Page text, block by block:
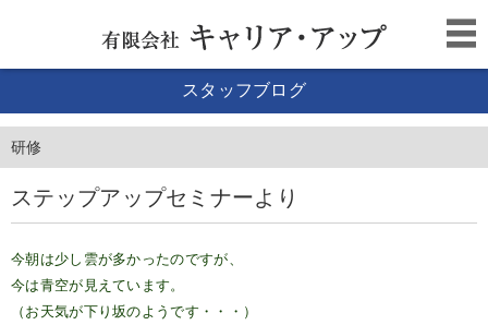
スタッフブログ
研修
ステップアップセミナーより
今朝は少し雲が多かったのですが、
今は青空が見えています。
（お天気が下り坂のようです・・・）